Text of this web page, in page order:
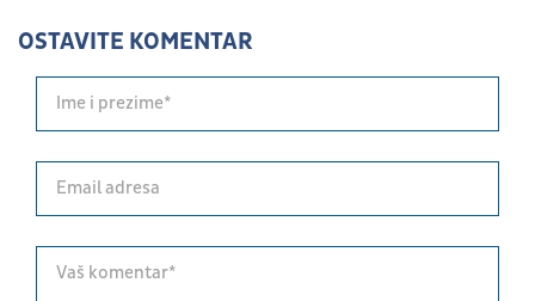
OSTAVITE KOMENTAR